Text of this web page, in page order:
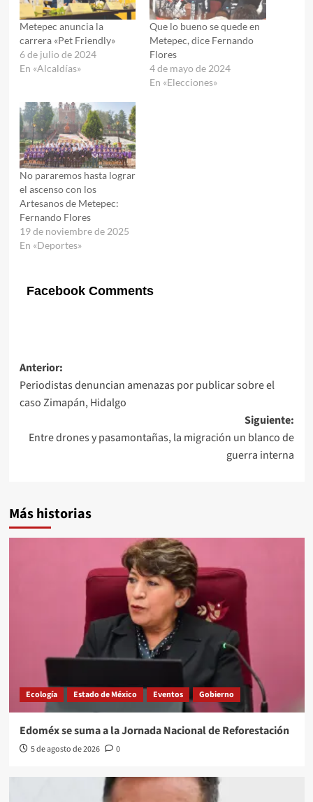
Metepec anuncia la
carrera «Pet Friendly»
6 de julio de 2024
En «Alcaldías»
Que lo bueno se quede en
Metepec, dice Fernando
Flores
4 de mayo de 2024
En «Elecciones»
No pararemos hasta lograr
el ascenso con los
Artesanos de Metepec:
Fernando Flores
19 de noviembre de 2025
En «Deportes»
Facebook Comments
Navegación
de
entradas
Anterior:
Periodistas denuncian amenazas por publicar sobre el
caso Zimapán, Hidalgo
Siguiente:
Entre drones y pasamontañas, la migración un blanco de
guerra interna
Más historias
Ecología Estado de México Eventos Gobierno
Edoméx se suma a la Jornada Nacional de Reforestación
5 de agosto de 2026 0